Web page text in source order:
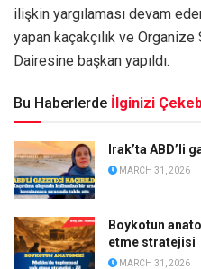
ilişkin yargılaması devam
yapan kaçakçılık ve
Dairesine başkan yapıldı.
Bu Haberlerde İlginizi
Irak’ta ABD’li
MARCH 31, 2026
Boykotun
etme stratejisi
MARCH 31, 2026